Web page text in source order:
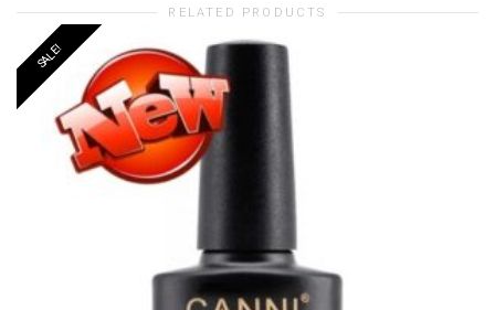
RELATED PRODUCTS
SALE!